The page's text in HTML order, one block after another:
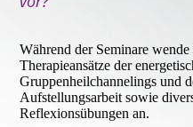
Während der Seminare
Therapieansätze der
Gruppenheilchannelings und
Aufstellungsarbeit sowie
Reflexionsübungen an.